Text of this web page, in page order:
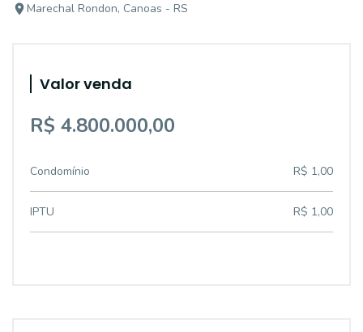
Marechal Rondon, Canoas - RS
Valor venda
R$ 4.800.000,00
Condomínio R$ 1,00
IPTU R$ 1,00